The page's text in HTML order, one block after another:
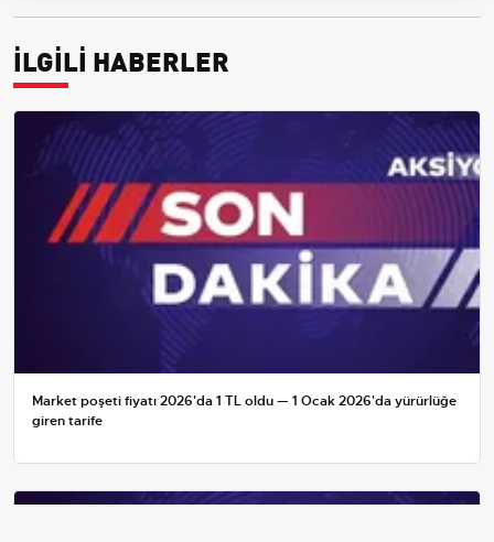
İLGİLİ HABERLER
Market poşeti fiyatı 2026'da 1 TL oldu — 1 Ocak 2026'da yürürlüğe
giren tarife